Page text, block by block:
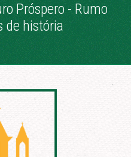
Próspero - Rumo
de história